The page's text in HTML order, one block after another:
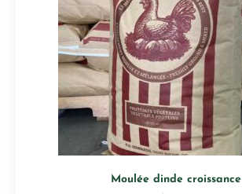
Moulée dinde croissance